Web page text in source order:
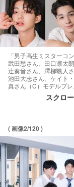
「男子高生ミスターコ
武田愁さん、田口凛太
辻奏音さん、澤柳颯人
池田大志さん、ケイト
真さん（C）モデルプレ
スクロ
( 画像2/120 )